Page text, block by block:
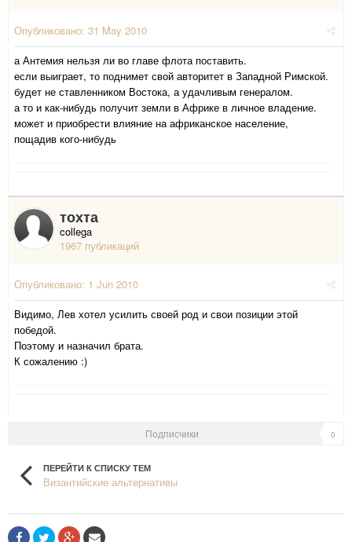
Опубликовано: 31 May 2010
а Антемия нельзя ли во главе флота поставить.
если выиграет, то поднимет свой авторитет в Западной Римской.
будет не ставленником Востока, а удачливым генералом.
а то и как-нибудь получит земли в Африке в личное владение.
может и приобрести влияние на африканское население,
пощадив кого-нибудь
тохта
collega
1967 публикаций
Опубликовано: 1 Jun 2010
Видимо, Лев хотел усилить своей род и свои позиции этой
победой.
Поэтому и назначил брата.
К сожалению :)
Подписчики 0
ПЕРЕЙТИ К СПИСКУ ТЕМ
Византийские альтернативы